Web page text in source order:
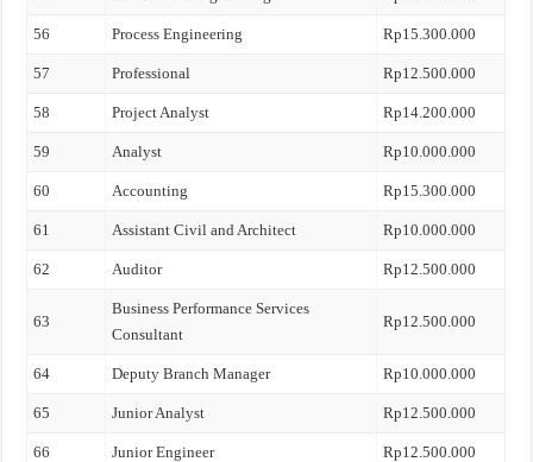
56 Process Engineering Rp15.300.000
57 Professional Rp12.500.000
58 Project Analyst Rp14.200.000
59 Analyst Rp10.000.000
60 Accounting Rp15.300.000
61 Assistant Civil and Architect Rp10.000.000
62 Auditor Rp12.500.000
63
Business Performance Services
Consultant
Rp12.500.000
64 Deputy Branch Manager Rp10.000.000
65 Junior Analyst Rp12.500.000
66 Junior Engineer Rp12.500.000